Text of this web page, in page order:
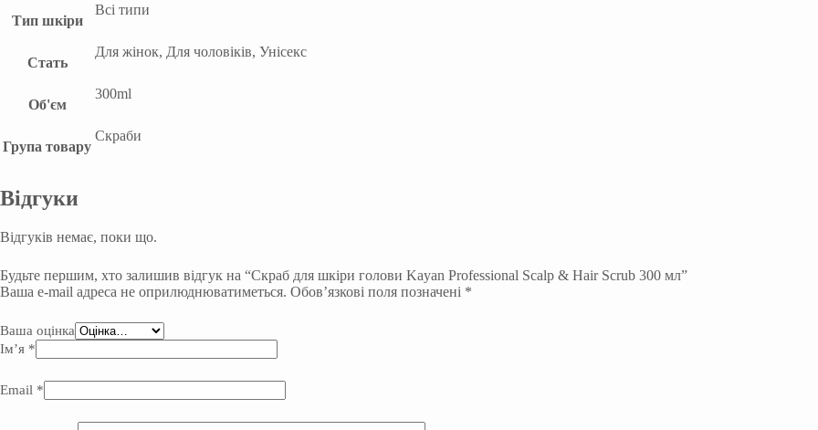
Тип шкіри
Всі типи
Стать
Для жінок, Для чоловіків, Унісекс
Об'єм
300ml
Група товару
Скраби
Відгуки
Відгуків немає, поки що.
Будьте першим, хто залишив відгук на “Скраб для шкіри голови Kayan Professional Scalp & Hair Scrub 300 мл”
Ваша e-mail адреса не оприлюднюватиметься. Обов’язкові поля позначені *
Ваша оцінка
Ім’я *
Email *